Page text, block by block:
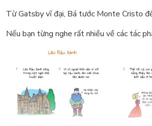
Từ Gatsby vĩ đại, Bá tước Monte Cristo
Nếu bạn từng nghe rất nhiều về các tác